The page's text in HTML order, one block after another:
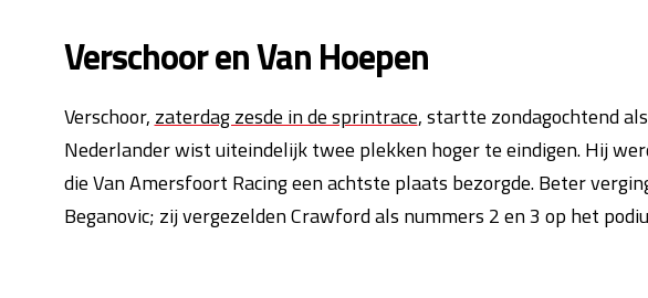
Verschoor en Van Hoepen
Verschoor, zaterdag zesde in de sprintrace, startte zondagochtend
Nederlander wist uiteindelijk twee plekken hoger te eindigen. Hij
die Van Amersfoort Racing een achtste plaats bezorgde. Beter
Beganovic; zij vergezelden Crawford als nummers 2 en 3 op het